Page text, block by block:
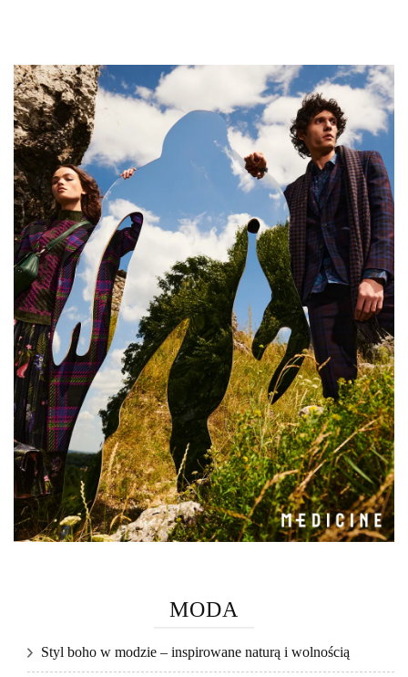
MODA
Styl boho w modzie – inspirowane naturą i wolnością